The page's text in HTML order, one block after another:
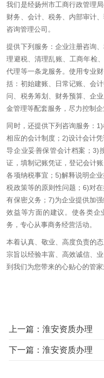
我们是经扬州市工商行政管理
财务、会计、税务、内部审计
咨询管理公司。
提供下列服务：企业注册咨询
理避税、清理乱账、工商年检
代理等一条龙服务。使用专业
括：初始建账、日常记账、会
问、税务筹划、财务预算、企
金管理等配套服务，尽力控制
同时，还提供下列咨询服务：
相应的会计制度；2)设计会计
导企业妥善保管会计档案；3)
证，填制记账凭证，登记会计
各项纳税事宜；5)解释说明企
税政策等的原则性问题；6)对
有保密义务；7)为企业提供加
效益等方面的建议。使各类企
务，专心从事商务经营活动。
本着认真、敬业、高度负责的
宗旨以经验丰富、高效诚信、
到我们为您带来的心贴心的管家
上一篇：淮安资质办理
下一篇：淮安资质办理